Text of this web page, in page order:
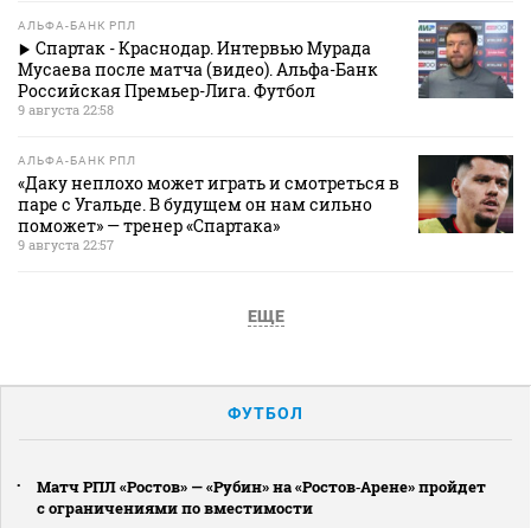
АЛЬФА-БАНК РПЛ
Спартак - Краснодар. Интервью Мурада
Мусаева после матча (видео). Альфа-Банк
Российская Премьер-Лига. Футбол
9 августа 22:58
АЛЬФА-БАНК РПЛ
«Даку неплохо может играть и смотреться в
паре с Угальде. В будущем он нам сильно
поможет» — тренер «Спартака»
9 августа 22:57
ЕЩЕ
ФУТБОЛ
Матч РПЛ «Ростов» — «Рубин» на «Ростов‑Арене» пройдет
с ограничениями по вместимости